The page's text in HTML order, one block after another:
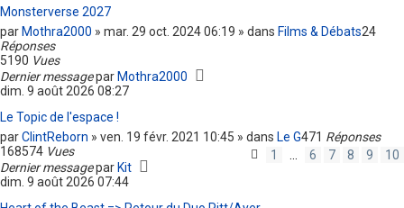
Monsterverse 2027
par Mothra2000 » mar. 29 oct. 2024 06:19 » dans Films & Débats24
Réponses
5190 Vues
Dernier messagepar Mothra2000
dim. 9 août 2026 08:27
Le Topic de l'espace !
parClintReborn » ven. 19 févr. 2021 10:45 » dans Le G
1
… 6 7 8 9 10
471 Réponses
168574 Vues
Dernier messagepar Kit
dim. 9 août 2026 07:44